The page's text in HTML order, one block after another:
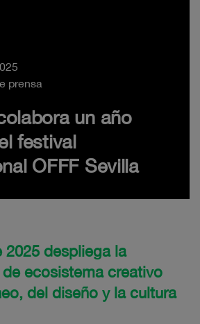
prensa
un año
festival
OFFF Sevilla
2025 despliega la
ecosistema creativo
del diseño y la cultura